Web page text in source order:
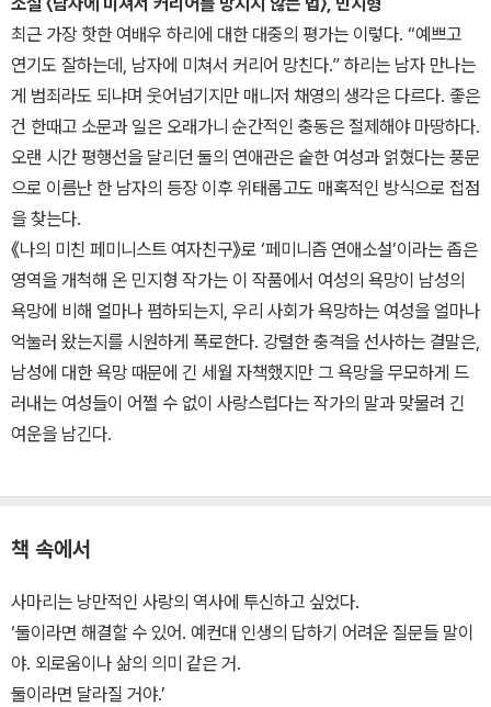
최근 가장 핫한 여배우 하리에 대한 대중의 평가는 이렇다. “예쁘고
연기도 잘하는데, 남자에 미쳐서 커리어 망친다.” 하리는 남자 만나는
게 범죄라도 되냐며 웃어넘기지만 매니저 채영의 생각은 다르다. 좋은
건 한때고 소문과 일은 오래가니 순간적인 충동은 절제해야 마땅하다.
오랜 시간 평행선을 달리던 둘의 연애관은 숱한 여성과 얽혔다는 풍문
으로 이름난 한 남자의 등장 이후 위태롭고도 매혹적인 방식으로 접점
을 찾는다.
《나의 미친 페미니스트 여자친구》로 ‘페미니즘 연애소설’이라는 좁은
영역을 개척해 온 민지형 작가는 이 작품에서 여성의 욕망이 남성의
욕망에 비해 얼마나 폄하되는지, 우리 사회가 욕망하는 여성을 얼마나
억눌러 왔는지를 시원하게 폭로한다. 강렬한 충격을 선사하는 결말은,
남성에 대한 욕망 때문에 긴 세월 자책했지만 그 욕망을 무모하게 드
러내는 여성들이 어쩔 수 없이 사랑스럽다는 작가의 말과 맞물려 긴
여운을 남긴다.
책 속에서
사마리는 낭만적인 사랑의 역사에 투신하고 싶었다.
‘둘이라면 해결할 수 있어. 예컨대 인생의 답하기 어려운 질문들 말이
야. 외로움이나 삶의 의미 같은 거.
둘이라면 달라질 거야.’